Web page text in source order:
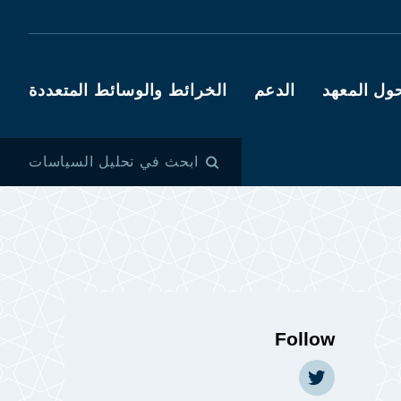
المعهد الدعم الخرائط والوسائط المتعددة
ابحث في تحليل السياسات
Follow
https://twitter.com/aaronemeyer